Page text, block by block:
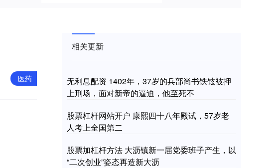
医药
相关更新
无利息配资 1402年，37岁的兵部尚书铁铉被押
上刑场，面对新帝的逼迫，他至死不
股票杠杆网站开户 康熙四十八年殿试，57岁老
人考上全国第二
股票加杠杆方法 大沥镇新一届党委班子产生，以
“二次创业”姿态再造新大沥